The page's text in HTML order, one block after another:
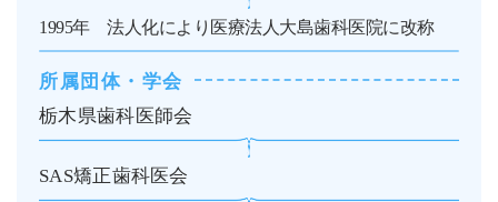
1995年　法人化により医療法人大島歯科医院に改称
所属団体・学会
栃木県歯科医師会
SAS矯正歯科医会